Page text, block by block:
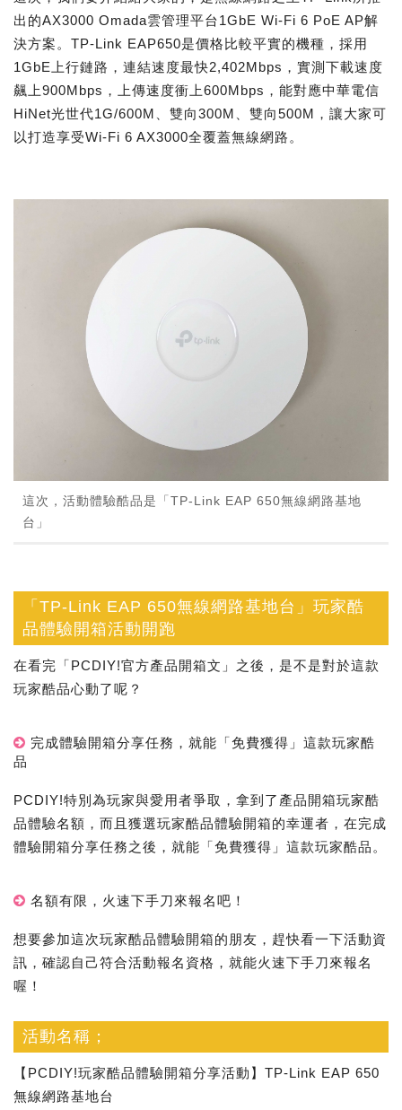
出的AX3000 Omada雲管理平台1GbE Wi-Fi 6 PoE AP解
決方案。TP-Link EAP650是價格比較平實的機種，採用
1GbE上行鏈路，連結速度最快2,402Mbps，實測下載速度
飆上900Mbps，上傳速度衝上600Mbps，能對應中華電信
HiNet光世代1G/600M、雙向300M、雙向500M，讓大家可
以打造享受Wi-Fi 6 AX3000全覆蓋無線網路。
這次，活動體驗酷品是「TP-Link EAP 650無線網路基地
台」
「TP-Link EAP 650無線網路基地台」玩家酷
品體驗開箱活動開跑
在看完「PCDIY!官方產品開箱文」之後，是不是對於這款
玩家酷品心動了呢？
完成體驗開箱分享任務，就能「免費獲得」這款玩家酷
品
PCDIY!特別為玩家與愛用者爭取，拿到了產品開箱玩家酷
品體驗名額，而且獲選玩家酷品體驗開箱的幸運者，在完成
體驗開箱分享任務之後，就能「免費獲得」這款玩家酷品。
名額有限，火速下手刀來報名吧！
想要參加這次玩家酷品體驗開箱的朋友，趕快看一下活動資
訊，確認自己符合活動報名資格，就能火速下手刀來報名
喔！
活動名稱；
【PCDIY!玩家酷品體驗開箱分享活動】TP-Link EAP 650
無線網路基地台